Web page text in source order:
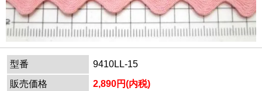
型番
9410LL-15
販売価格
2,890円(内税)